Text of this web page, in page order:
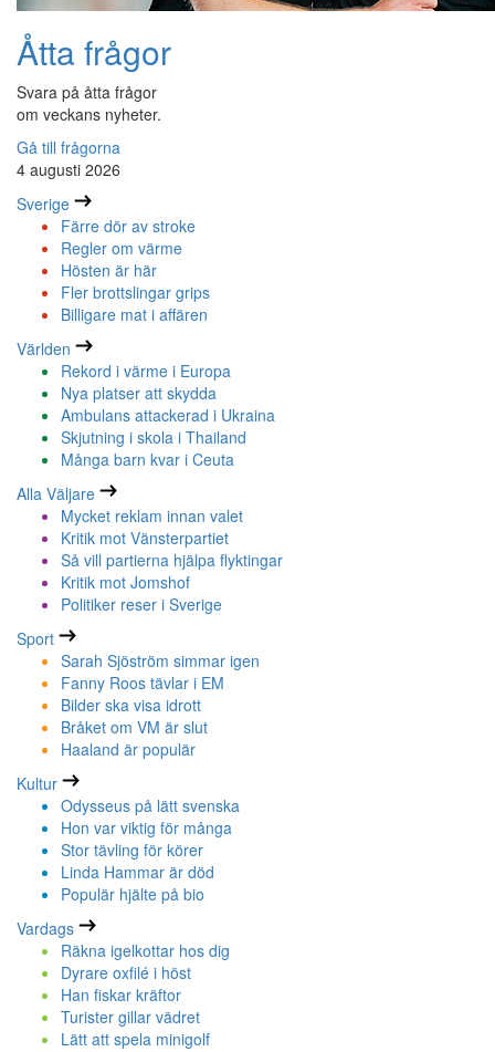
Åtta frågor
Svara på åtta frågor
om veckans nyheter.
Gå till frågorna
4 augusti 2026
Sverige
Färre dör av stroke
Regler om värme
Hösten är här
Fler brottslingar grips
Billigare mat i affären
Världen
Rekord i värme i Europa
Nya platser att skydda
Ambulans attackerad i Ukraina
Skjutning i skola i Thailand
Många barn kvar i Ceuta
Alla Väljare
Mycket reklam innan valet
Kritik mot Vänsterpartiet
Så vill partierna hjälpa flyktingar
Kritik mot Jomshof
Politiker reser i Sverige
Sport
Sarah Sjöström simmar igen
Fanny Roos tävlar i EM
Bilder ska visa idrott
Bråket om VM är slut
Haaland är populär
Kultur
Odysseus på lätt svenska
Hon var viktig för många
Stor tävling för körer
Linda Hammar är död
Populär hjälte på bio
Vardags
Räkna igelkottar hos dig
Dyrare oxfilé i höst
Han fiskar kräftor
Turister gillar vädret
Lätt att spela minigolf